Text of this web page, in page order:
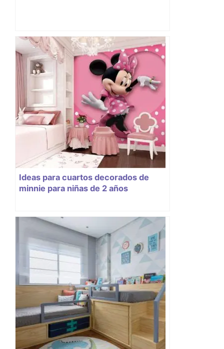
Ideas para cuartos decorados de
minnie para niñas de 2 años